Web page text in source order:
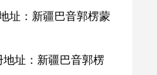
址：新疆巴音郭楞蒙
地址：新疆巴音郭楞